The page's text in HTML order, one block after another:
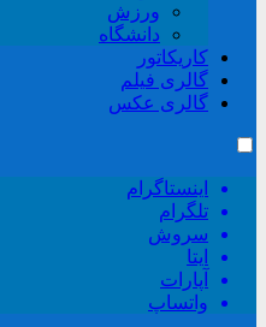
ورزش
دانشگاه
کاریکاتور
گالری فیلم
گالری عکس
اینستاگرام
تلگرام
سروش
ایتا
آپارات
واتساپ